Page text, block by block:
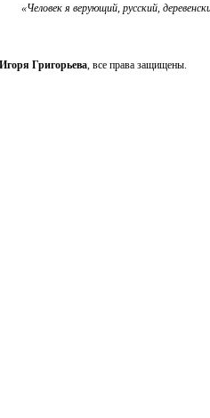
«Человек я верующий, русский,
Григорьева , все права защищены.